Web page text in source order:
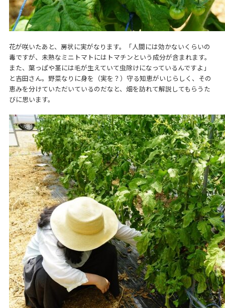
花が咲いたあと、房状に実がなります。「人間には効かないくらいの
毒ですが、未熟なミニトマトにはトマチンという成分が含まれます。
また、葉っぱや茎には毛が生えていて虫除けになっているんですよ」
と吉田さん。野菜なりに身を（実を？）守る知恵がいじらしく、その
恵みを分けていただいているのだなと、畑を訪れて解説してもらうた
びに思います。